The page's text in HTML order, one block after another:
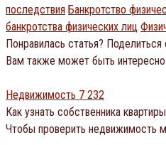
последствия Банкротство
банкротства физических лиц
Понравилась статья? Поделиться
Вам также может быть интересно
Недвижимость 7 232
Как узнать собственника квартиры
Чтобы проверить недвижимость